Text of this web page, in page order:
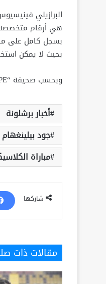
البرازيلي
بسجل كامل على
بحيث لا يمكن
وبحسب صحيفة “COPE”، فينيسوس جونيور سيكون هو منفذ ركلات الجزاء الأول في ريال مدريد وفقاً لقرار أنشيلوتي.
أخبار برشلونة
جود بيلينغهام
مباراة
شاركها
مقالات ذات